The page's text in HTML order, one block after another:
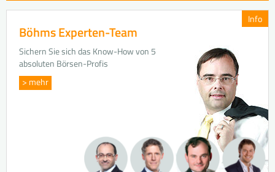
Info
Böhms Experten-Team
Sichern Sie sich das Know-How von 5
absoluten Börsen-Profis
> mehr